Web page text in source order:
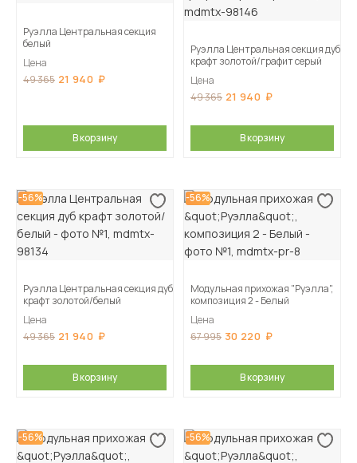
Руэлла Центральная секция
белый
Цена
49 365 21 940
В корзину
Руэлла Центральная секция дуб
крафт золотой/графит серый
Цена
49 365 21 940
В корзину
-56%
Руэлла Центральная секция дуб
крафт золотой/белый
Цена
49 365 21 940
В корзину
-56%
Модульная прихожая "Руэлла",
композиция 2 - Белый
Цена
67 995 30 220
В корзину
-56% -56%